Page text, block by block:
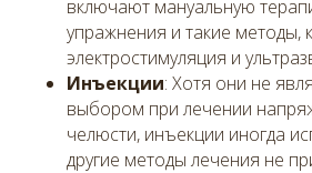
включают мануальную
упражнения и такие методы,
электростимуляция и
Инъекции: Хотя они не
выбором при лечении
челюсти, инъекции иногда
другие методы лечения не